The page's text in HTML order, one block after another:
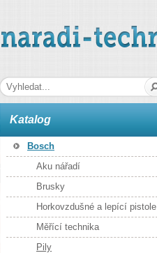
naradi-technika.cz
Katalog
Bosch
Aku nářadí
Brusky
Horkovzdušné a lepící pistole
Měřící technika
Pily
Hledaná fráze